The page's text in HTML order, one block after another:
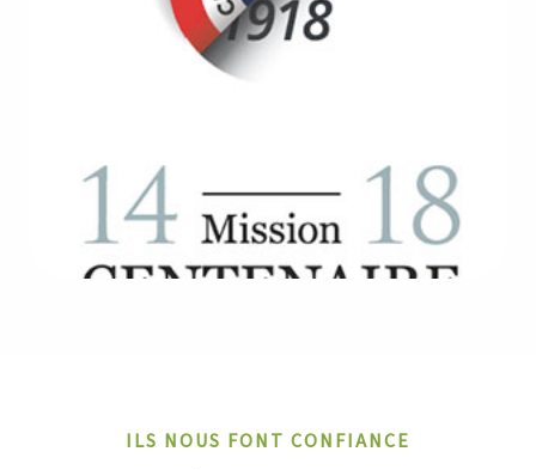
ILS NOUS FONT CONFIANCE